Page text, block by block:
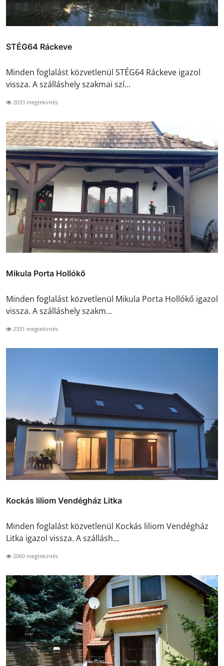
STÉG64 Ráckeve
Minden foglalást közvetlenül STÉG64 Ráckeve igazol
vissza. A szálláshely szakmai szí...
2033 megtekintés
Mikula Porta Hollókő
Minden foglalást közvetlenül Mikula Porta Hollókő igazol
vissza. A szálláshely szakm...
2331 megtekintés
Kockás liliom Vendégház Litka
Minden foglalást közvetlenül Kockás liliom Vendégház
Litka igazol vissza. A szállásh...
2060 megtekintés